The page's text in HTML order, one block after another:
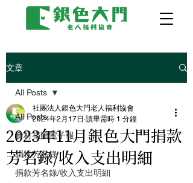
文章
All Posts
食材捐贈電子報
捐物芳名錄
捐款芳名錄/收入支出明細
All Posts
2023年11月銀色大門捐款
芳名錄/收入支出明細
社團法人銀色大門老人福利協會
2024年2月17日 讀畢需時 1 分鐘